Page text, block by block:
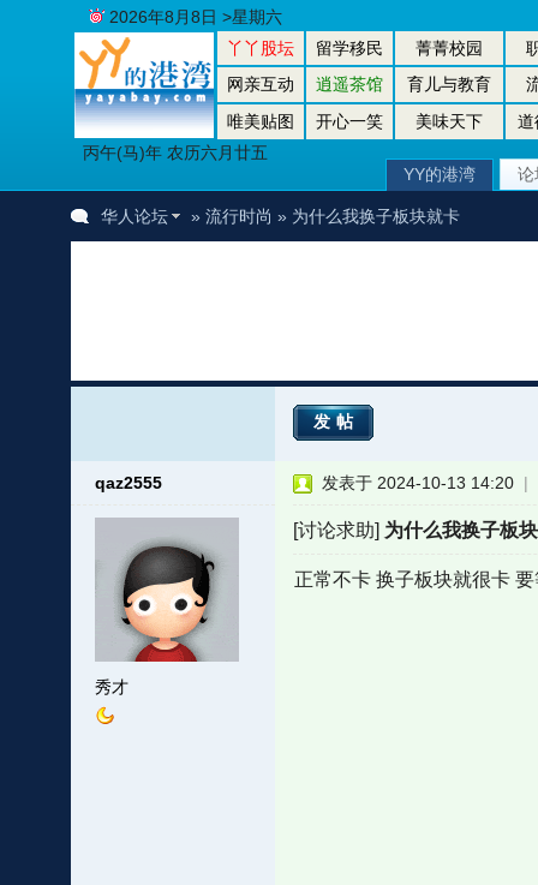
丫丫股坛 留学移民 菁菁校园
网亲互动
逍遥茶馆 育儿与教育
唯美贴图
开心一笑 美味天下
道
丙午(马)年 农历六月廿五
2026年8月8日 >星期六
YY的港湾 论
华人论坛 » 流行时尚 » 为什么我换子板块就卡
发帖
qaz2555
秀才
发表于 2024-10-13 14:20 |
者
[讨论求助]为什么我换子板
正常不卡 换子板块就很卡